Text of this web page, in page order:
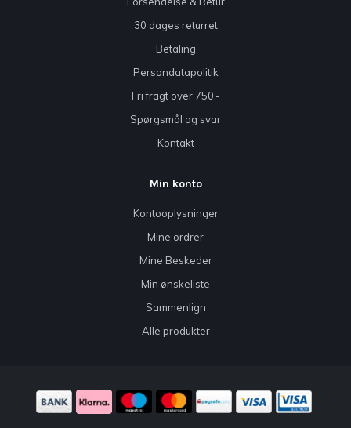
30 dages returret
Betaling
Persondatapolitik
Fri fragt over 750,-
Spørgsmål og svar
Kontakt
Min konto
Kontooplysninger
Mine ordrer
Mine Beskeder
Min ønskeliste
Sammenlign
Alle produkter